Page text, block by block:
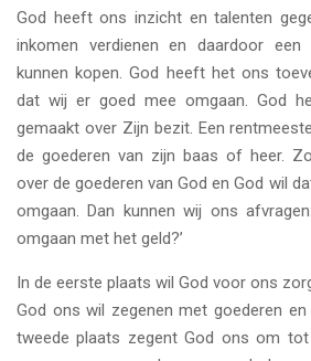
God heeft ons inzicht en talenten
inkomen verdienen en daardoor
kunnen kopen. God heeft het ons
dat wij er goed mee omgaan. God
gemaakt over Zijn bezit. Een
de goederen van zijn baas of heer.
over de goederen van God en God wil
omgaan. Dan kunnen wij ons
omgaan met het geld?’
In de eerste plaats wil God voor ons
God ons wil zegenen met goederen en
tweede plaats zegent God ons om